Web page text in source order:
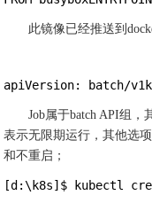
此镜像已经推送到
apiVersion: batch/
Job属于batch API组，
表示无限期运行，其他选
和不重启；
[d:\k8s]$ kubectl